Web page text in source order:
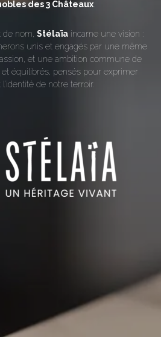
des 3 Châteaux.
nom, Stélaïaincarne une vision :
unis et engagés par une même
et une ambition commune de
équilibrés, pensés pour exprimer
de notre terroir.